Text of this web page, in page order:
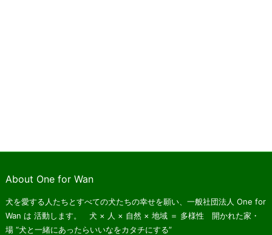
About One for Wan
犬を愛する人たちとすべての犬たちの幸せを願い、一般社団法人 One for
Wan は 活動します。 犬 × 人 × 自然 × 地域 ＝ 多様性 開かれた家・
場“犬と一緒にあったらいいなをカタチにする”